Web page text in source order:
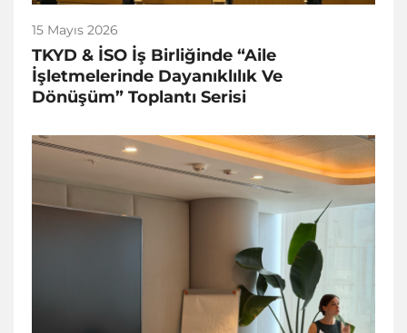
15 Mayıs 2026
TKYD & İSO İş Birliğinde “Aile
İşletmelerinde Dayanıklılık Ve
Dönüşüm” Toplantı Serisi